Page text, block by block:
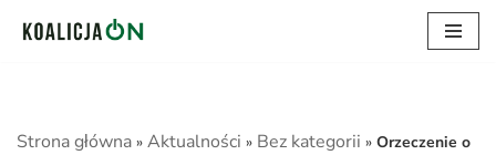
Strona główna » Aktualności » Bez kategorii » Orzeczenie o